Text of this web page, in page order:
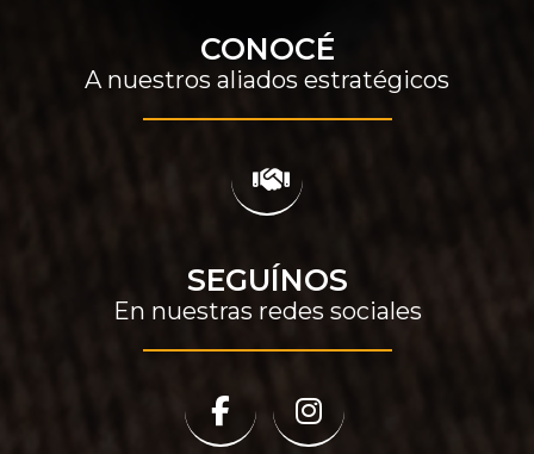
CONOCÉ
A nuestros aliados estratégicos
SEGUÍNOS
En nuestras redes sociales